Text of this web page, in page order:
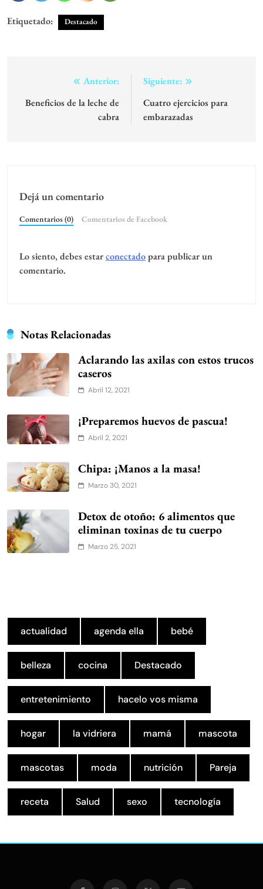
Etiquetado: Destacado
Navegación
de
Anterior:
Beneficios de la leche de
cabra
Siguiente:
Cuatro ejercicios para
embarazadas
Dejá un comentario
Comentarios (0) Comentarios de Facebook
Lo siento, debes estarconectadopara publicar un
comentario.
Notas Relacionadas
Aclarando las axilas con estos trucos
caseros
Abril 12, 2021
¡Preparemos huevos de pascua!
Abril 2, 2021
Chipa: ¡Manos a la masa!
Marzo 30, 2021
Detox de otoño: 6 alimentos que
eliminan toxinas de tu cuerpo
Marzo 25, 2021
actualidad agenda ella bebé
belleza cocina Destacado
entretenimiento hacelo vos misma
hogar la vidriera mamá mascota
mascotas moda nutrición Pareja
receta Salud sexo tecnología